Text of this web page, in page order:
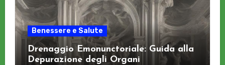
Benessere e Salute
Drenaggio Emonunctoriale: Guida alla
Depurazione degli Organi